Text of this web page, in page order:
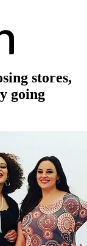
stores,
going